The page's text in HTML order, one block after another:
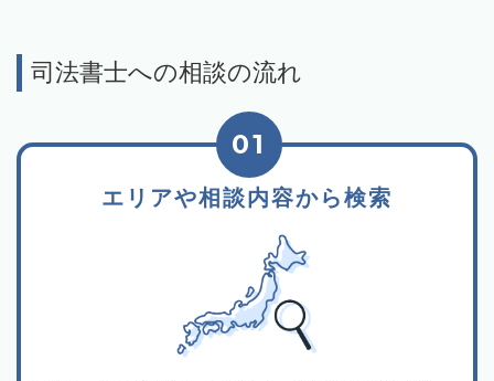
司法書士への相談の流れ
エリアや相談内容から検索
01